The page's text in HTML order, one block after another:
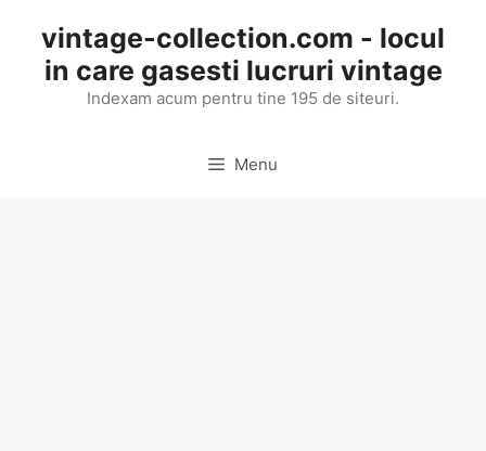
content
vintage-collection.com - locul
in care gasesti lucruri vintage
Indexam acum pentru tine 195 de siteuri.
Menu